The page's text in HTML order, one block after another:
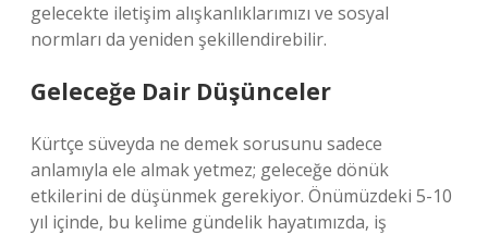
gelecekte iletişim alışkanlıklarımızı ve sosyal
normları da yeniden şekillendirebilir.
Geleceğe Dair Düşünceler
Kürtçe süveyda ne demek sorusunu sadece
anlamıyla ele almak yetmez; geleceğe dönük
etkilerini de düşünmek gerekiyor. Önümüzdeki 5-10
yıl içinde, bu kelime gündelik hayatımızda, iş